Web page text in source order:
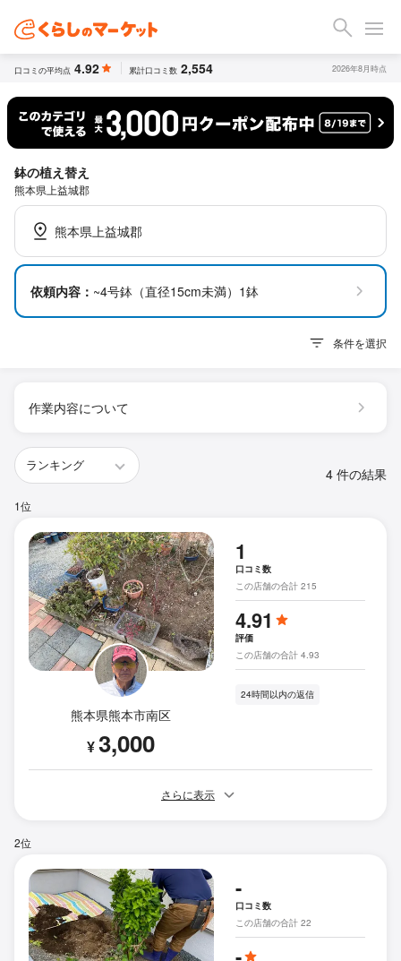
口コミの平均点 4.92 累計口コミ数 2,554 2026年8月時点
鉢の植え替え
熊本県上益城郡
熊本県上益城郡
依頼内容： ~4号鉢（直径15cm未満）1鉢
条件を選択
作業内容について
4 件の結果
1位
熊本県熊本市南区
¥3,000
1
口コミ数
この店舗の合計 215
4.91
評価
この店舗の合計 4.93
24時間以内の返信
さらに表示
2位
-
口コミ数
この店舗の合計 22